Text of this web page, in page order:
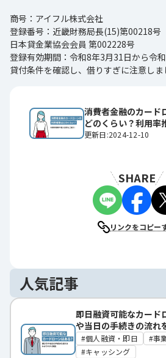
商号：アイフル株式会社
登録番号：近畿財務局長(15)第00218号
日本貸金業協会会員 第002228号
登録有効期間：令和8年3月31日から令
貸付条件を確認し、借りすぎに注意しま
消費者金融のカード
どのくらい？利用率
紹介！
更新日:2024-12-10
SHARE
リンクをコピー
人気記事
即日融資可能なカード
や当日の手続きの流れ
個人融資・即日
事
キャッシング